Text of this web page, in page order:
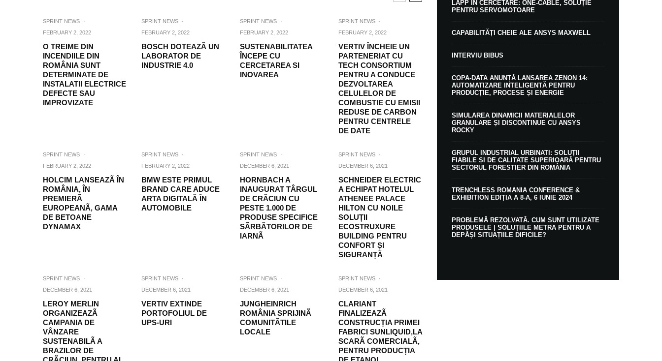
SPRINT NEWS
·
FEBRUARY 2, 2022
O TREIME DIN
INCENDIILE DIN
ROMÂNIA SUNT
DETERMINATE DE
INSTALATII ELECTRICE
DEFECTE SAU
IMPROVIZATE
SPRINT NEWS
·
FEBRUARY 2, 2022
BOSCH DOTEAZÃ UN
LABORATOR DE
INDUSTRIE 4.0
SPRINT NEWS
·
FEBRUARY 2, 2022
SUSTENABILITATEA
ÎNCEPE CU
CERCETAREA SI
INOVAREA
SPRINT NEWS
·
FEBRUARY 2, 2022
VERTIV ÎNCHEIE UN
PARTENERIAT CU
TECH CONSORTIUM
PENTRU A CONDUCE
DEZVOLTAREA
CELULELOR DE
COMBUSTIE CU EMISII
REDUSE DE CARBON
PENTRU CENTRELE
DE DATE
SPRINT NEWS
·
FEBRUARY 2, 2022
HOLCIM LANSEAZÃ ÎN
ROMÂNIA, ÎN
PREMIERÃ
EUROPEANÃ, GAMA
DE BETOANE
DYNAMAX
SPRINT NEWS
·
FEBRUARY 2, 2022
BMW ESTE PRIMUL
BRAND CARE ADUCE
ARTA DIGITALÃ ÎN
AUTOMOBILE
SPRINT NEWS
·
DECEMBER 6, 2021
HORNBACH A
INAUGURAT TÂRGUL
DE CRÃCIUN CU
PESTE 1.000 DE
PRODUSE SPECIFICE
SÃRBÃTORILOR DE
IARNÃ
SPRINT NEWS
·
DECEMBER 6, 2021
SCHNEIDER ELECTRIC
A ECHIPAT HOTELUL
ATHENEE PALACE
HILTON CU NOILE
SOLUȚII
ECOSTRUXURE
BUILDING PENTRU
CONFORT ȘI
SIGURANȚÃ
SPRINT NEWS
·
DECEMBER 6, 2021
LEROY MERLIN
ORGANIZEAZÃ
CAMPANIA DE
VÂNZARE
SUSTENABILÃ A
BRAZILOR DE
SPRINT NEWS
·
DECEMBER 6, 2021
VERTIV EXTINDE
PORTOFOLIUL DE
UPS-URI
SPRINT NEWS
·
DECEMBER 6, 2021
JUNGHEINRICH
ROMÂNIA SPRIJINÃ
COMUNITÃTILE
LOCALE
SPRINT NEWS
·
DECEMBER 6, 2021
CLARIANT
FINALIZEAZÃ
CONSTRUCȚIA PRIMEI
FABRICI SUNLIQUID,LA
SCARÃ COMERCIALÃ,
PENTRU PRODUCȚIA
LAPP ÎN CERCETARE: ONE-CABLE, SOLUȚIE
PENTRU SERVOMOTOARE
CAPABILITĂȚI CHEIE ALE ANSYS MAXWELL
INTERVIU BIBUS
COPA-DATA ANUNȚĂ LANSAREA ZENON 14:
AUTOMATIZARE INTELIGENTĂ PENTRU
PRODUCȚIE, PROCESE ȘI ENERGIE
SIMULAREA DINAMICII MATERIALELOR
GRANULARE ȘI DISCONTINUE CU ANSYS
ROCKY
GRUPUL INDUSTRIAL URBINATI: SOLUȚII
FIABILE ȘI DE CALITATE SUPERIOARĂ PENTRU
SECTORUL FORESTIER DIN ROMÂNIA
TRENCHLESS ROMANIA CONFERENCE &
EXHIBITION EDIȚIA A 8-A, 6 IUNIE 2024
PROBLEMĂ REZOLVATĂ. CUM SUNT UTILIZATE
PRODUSELE | SOLUȚIILE METRA PENTRU A
DEPĂȘI SITUAȚIILE DIFICILE?